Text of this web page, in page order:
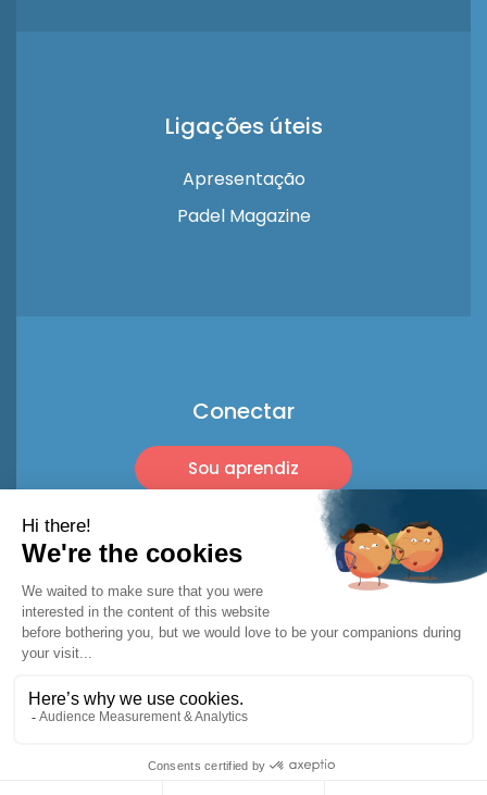
Ligações úteis
Apresentação
Padel Magazine
Conectar
Sou aprendiz
Menções legais